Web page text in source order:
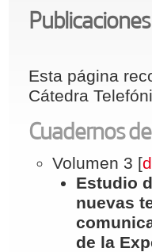
Publicaciones
Esta página
Cátedra
Cuadernos
Volumen 3 [
Estudio
nuevas
de la